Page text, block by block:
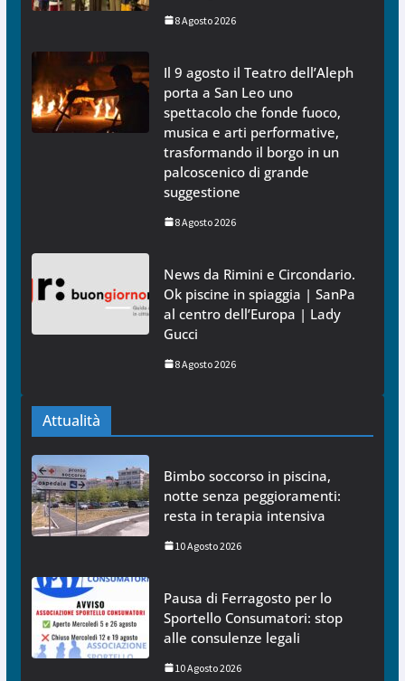
8 Agosto 2026
Il 9 agosto il Teatro dell’Aleph
porta a San Leo uno
spettacolo che fonde fuoco,
musica e arti performative,
trasformando il borgo in un
palcoscenico di grande
suggestione
8 Agosto 2026
News da Rimini e Circondario.
Ok piscine in spiaggia | SanPa
al centro dell’Europa | Lady
Gucci
8 Agosto 2026
Attualità
Bimbo soccorso in piscina,
notte senza peggioramenti:
resta in terapia intensiva
10 Agosto 2026
Pausa di Ferragosto per lo
Sportello Consumatori: stop
alle consulenze legali
10 Agosto 2026